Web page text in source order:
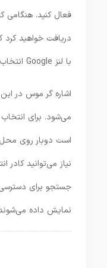
فعال کنید. هنگامی
دریافت خواهید
با لنز Google انتخاب کنید.
اشاره گر موس در
می‌شود. برای
است دوبار روی
نیاز می‌توانید کادر
نمایش داده